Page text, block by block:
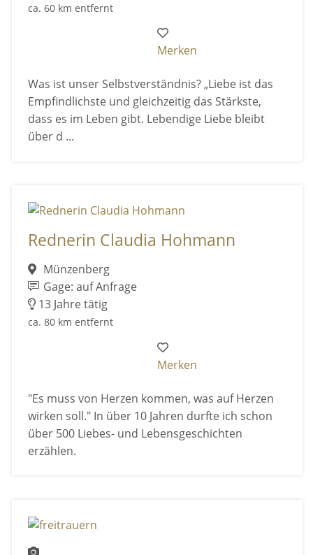
ca. 60 km entfernt
Merken
Was ist unser Selbstverständnis? „Liebe ist das
Empfindlichste und gleichzeitig das Stärkste,
dass es im Leben gibt. Lebendige Liebe bleibt
über d ...
Rednerin Claudia Hohmann
Münzenberg
Gage: auf Anfrage
13 Jahre tätig
ca. 80 km entfernt
Merken
"Es muss von Herzen kommen, was auf Herzen
wirken soll." In über 10 Jahren durfte ich schon
über 500 Liebes- und Lebensgeschichten
erzählen.